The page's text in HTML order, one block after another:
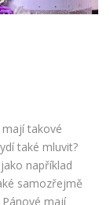
takové
také mluvit?
například
samozřejmě
mají